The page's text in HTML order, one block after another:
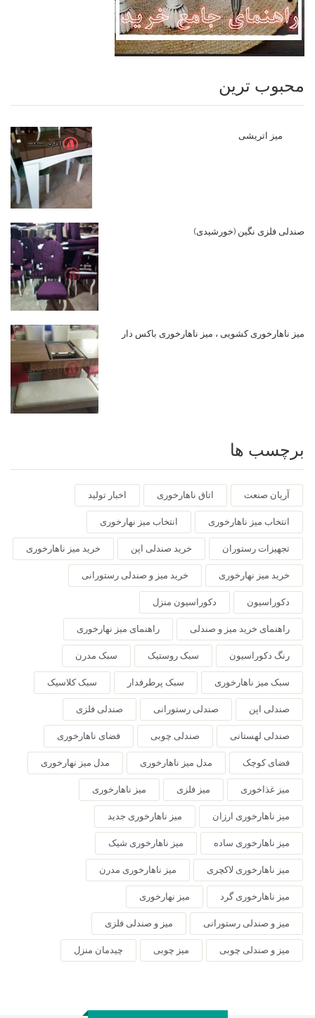
محبوب ترین
میز اتریشی
صندلی فلزی نگین (خورشیدی)
میز ناهارخوری کشویی ، میز ناهارخوری باکس دار
برچسب ها
آریان صنعت اتاق ناهارخوری اخبار تولید
انتخاب میز ناهارخوری انتخاب میز نهارخوری
تجهیزات رستوران خرید صندلی اپن خرید میز ناهارخوری
خرید میز نهارخوری خرید میز و صندلی رستورانی
دکوراسیون دکوراسیون منزل
راهنمای خرید میز و صندلی راهنمای میز نهارخوری
رنگ دکوراسیون سبک روستیک سبک مدرن
سبک میز ناهارخوری سبک پرطرفدار سبک کلاسیک
صندلی اپن صندلی رستورانی صندلی فلزی
صندلی لهستانی صندلی چوبی فضای ناهارخوری
فضای کوچک مدل میز ناهارخوری مدل میز نهارخوری
میز غذاخوری میز فلزی میز ناهارخوری
میز ناهارخوری ارزان میز ناهارخوری جدید
میز ناهارخوری ساده میز ناهارخوری شیک
میز ناهارخوری لاکچری میز ناهارخوری مدرن
میز ناهارخوری گرد میز نهارخوری
میز و صندلی رستورانی میز و صندلی فلزی
میز و صندلی چوبی میز چوبی چیدمان منزل